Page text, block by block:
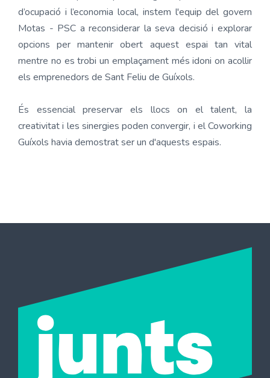
d’ocupació i l’economia local, instem l'equip del govern
Motas - PSC a reconsiderar la seva decisió i explorar
opcions per mantenir obert aquest espai tan vital
mentre no es trobi un emplaçament més idoni on acollir
els emprenedors de Sant Feliu de Guíxols.
És essencial preservar els llocs on el talent, la
creativitat i les sinergies poden convergir, i el Coworking
Guíxols havia demostrat ser un d'aquests espais.